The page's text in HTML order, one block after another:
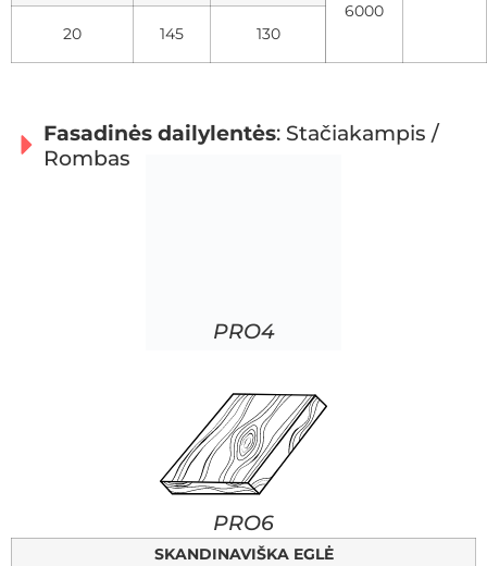
6000
20 145 130
Fasadinės dailylentės: Stačiakampis /
Rombas
PRO4
PRO6
SKANDINAVIŠKA EGLĖ